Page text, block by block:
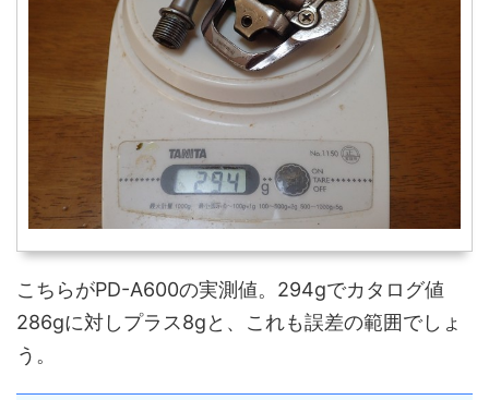
こちらがPD-A600の実測値。294gでカタログ値
286gに対しプラス8gと、これも誤差の範囲でしょ
う。